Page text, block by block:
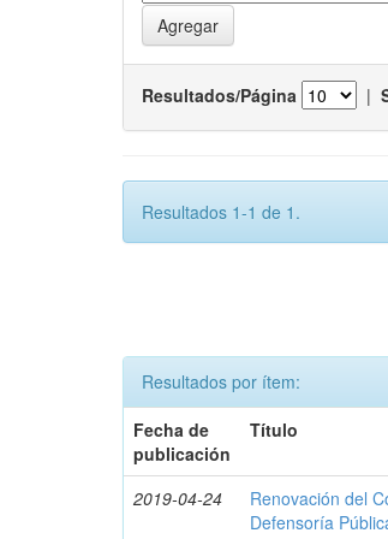
Resultados/Página |
Resultados 1-1 de 1.
Resultados por ítem:
Fecha de
publicación
Título
2019-04-24
Renovación del
Defensoría